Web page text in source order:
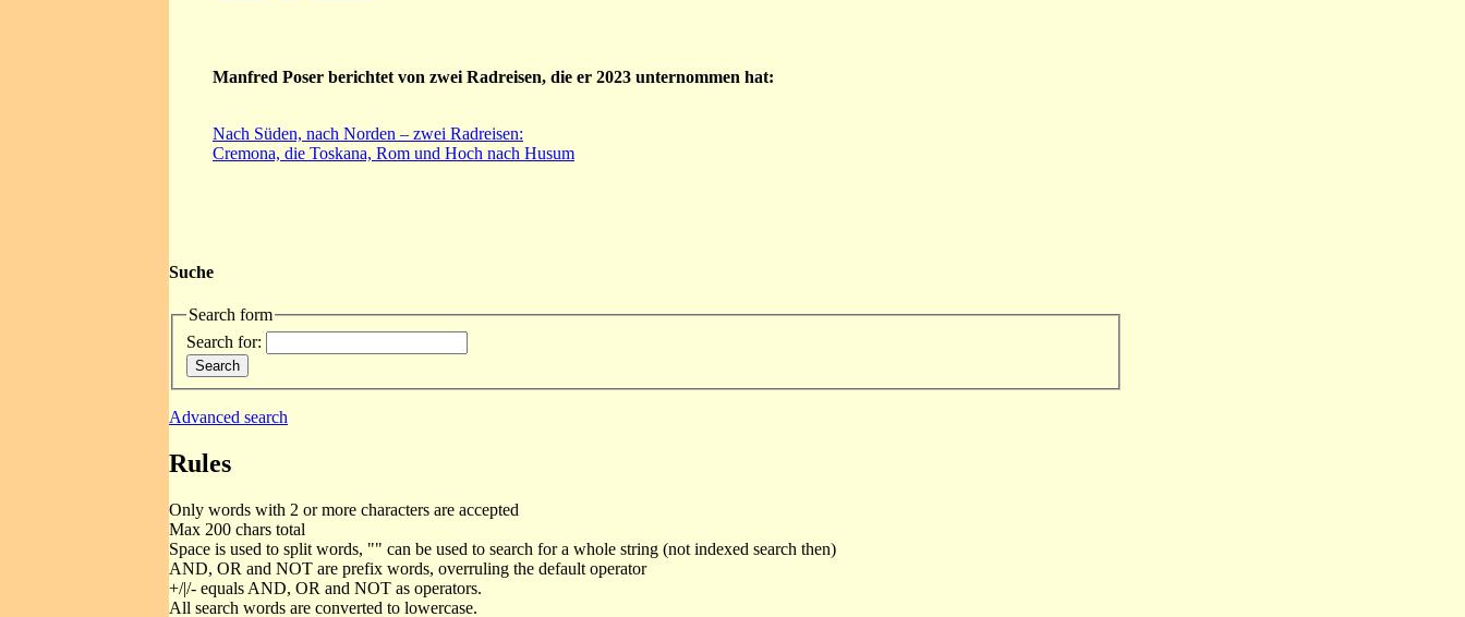
Manfred Poser berichtet von zwei Radreisen, die er 2023 unternommen hat:
Nach Süden, nach Norden – zwei Radreisen:
Cremona, die Toskana, Rom und Hoch nach Husum
Suche
Search form
Search for:
Advanced search
Rules
Only words with 2 or more characters are accepted
Max 200 chars total
Space is used to split words, "" can be used to search for a whole string (not indexed search then)
AND, OR and NOT are prefix words, overruling the default operator
+/|/- equals AND, OR and NOT as operators.
All search words are converted to lowercase.